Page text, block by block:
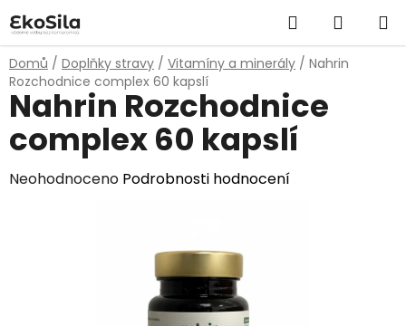
na
obsah
Hledat
KOŠÍK
Domů / Doplňky stravy / Vitamíny a minerály / Nahrin
Rozchodnice complex 60 kapslí
Nahrin Rozchodnice
complex 60 kapslí
Průměrné
Neohodnoceno Podrobnosti hodnocení